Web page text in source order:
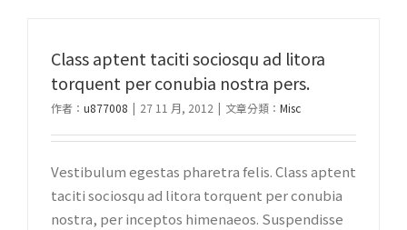
Class aptent taciti sociosqu ad litora
torquent per conubia nostra pers.
作者： u877008 | 27 11 月, 2012 | 文章分類： Misc
Vestibulum egestas pharetra felis. Class aptent
taciti sociosqu ad litora torquent per conubia
nostra, per inceptos himenaeos. Suspendisse